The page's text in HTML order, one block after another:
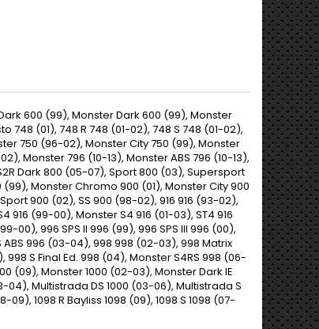
600 (99), Monster Dark 600 (99), Monster
(01), 748 R 748 (01-02), 748 S 748 (01-02),
750 (96-02), Monster City 750 (99), Monster
Monster 796 (10-13), Monster ABS 796 (10-13),
Dark 800 (05-07), Sport 800 (03), Supersport
Monster Chromo 900 (01), Monster City 900
900 (02), SS 900 (98-02), 916 916 (93-02),
(99-00), Monster S4 916 (01-03), ST4 916
00), 996 SPS II 996 (99), 996 SPS III 996 (00),
ABS 996 (03-04), 998 998 (02-03), 998 Matrix
S Final Ed. 998 (04), Monster S4RS 998 (06-
(09), Monster 1000 (02-03), Monster Dark IE
04), Multistrada DS 1000 (03-06), Multistrada S
09), 1098 R Bayliss 1098 (09), 1098 S 1098 (07-